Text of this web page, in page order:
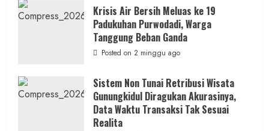
Krisis Air Bersih Meluas ke 19
Padukuhan Purwodadi, Warga
Tanggung Beban Ganda
Posted on 2 minggu ago
Sistem Non Tunai Retribusi Wisata
Gunungkidul Diragukan Akurasinya,
Data Waktu Transaksi Tak Sesuai
Realita